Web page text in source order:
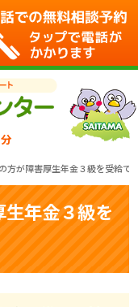
方が障害厚生年金３級を受給で
年金３級を